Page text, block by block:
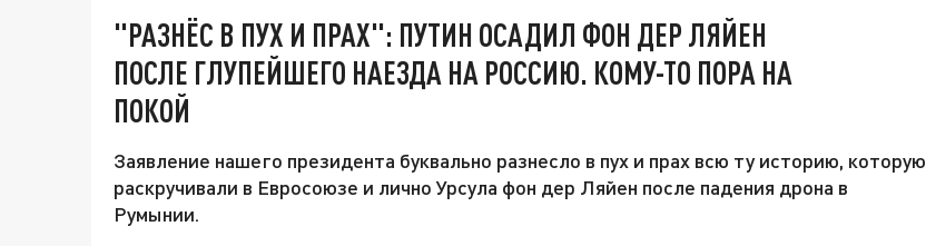
"РАЗНЁС В ПУХ И ПРАХ": ПУТИН ОСАДИЛ ФОН ДЕР ЛЯЙЕН
ПОСЛЕ ГЛУПЕЙШЕГО НАЕЗДА НА РОССИЮ. КОМУ-ТО ПОРА НА
ПОКОЙ
Заявление нашего президента буквально разнесло в пух и прах всю ту историю, которую
раскручивали в Евросоюзе и лично Урсула фон дер Ляйен после падения дрона в
Румынии.